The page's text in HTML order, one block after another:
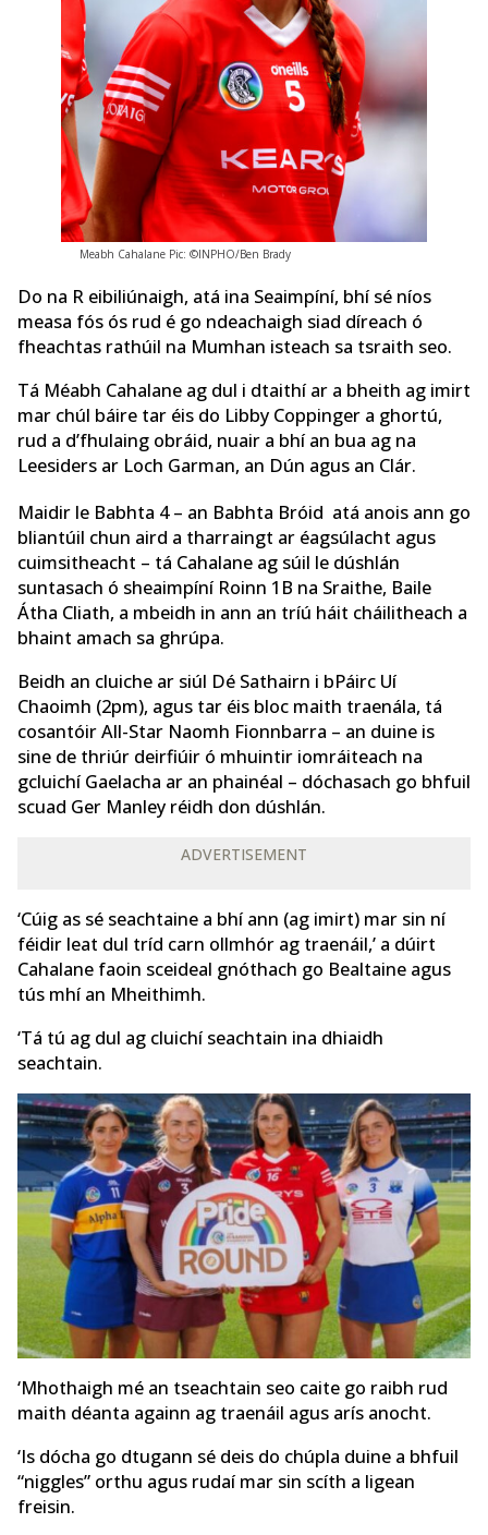
Meabh Cahalane Pic: ©INPHO/Ben Brady
Do na R eibiliúnaigh, atá ina Seaimpíní, bhí sé níos
measa fós ós rud é go ndeachaigh siad díreach ó
fheachtas rathúil na Mumhan isteach sa tsraith seo.
Tá Méabh Cahalane ag dul i dtaithí ar a bheith ag imirt
mar chúl báire tar éis do Libby Coppinger a ghortú,
rud a d’fhulaing obráid, nuair a bhí an bua ag na
Leesiders ar Loch Garman, an Dún agus an Clár.
Maidir le Babhta 4 – an Babhta Bróid atá anois ann go
bliantúil chun aird a tharraingt ar éagsúlacht agus
cuimsitheacht – tá Cahalane ag súil le dúshlán
suntasach ó sheaimpíní Roinn 1B na Sraithe, Baile
Átha Cliath, a mbeidh in ann an tríú háit cháilitheach a
bhaint amach sa ghrúpa.
Beidh an cluiche ar siúl Dé Sathairn i bPáirc Uí
Chaoimh (2pm), agus tar éis bloc maith traenála, tá
cosantóir All-Star Naomh Fionnbarra – an duine is
sine de thriúr deirfiúir ó mhuintir iomráiteach na
gcluichí Gaelacha ar an phainéal – dóchasach go bhfuil
scuad Ger Manley réidh don dúshlán.
ADVERTISEMENT
‘Cúig as sé seachtaine a bhí ann (ag imirt) mar sin ní
féidir leat dul tríd carn ollmhór ag traenáil,’ a dúirt
Cahalane faoin sceideal gnóthach go Bealtaine agus
tús mhí an Mheithimh.
‘Tá tú ag dul ag cluichí seachtain ina dhiaidh
seachtain.
‘Mhothaigh mé an tseachtain seo caite go raibh rud
maith déanta againn ag traenáil agus arís anocht.
‘Is dócha go dtugann sé deis do chúpla duine a bhfuil
“niggles” orthu agus rudaí mar sin scíth a ligean
freisin.